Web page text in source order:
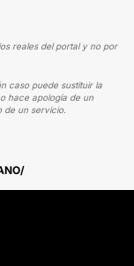
reales del portal y no por
caso puede sustituir la
hace apología de un
un servicio.